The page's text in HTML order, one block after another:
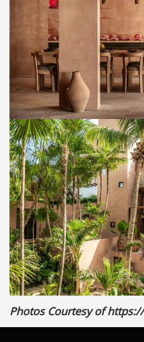
Photos Courtesy of